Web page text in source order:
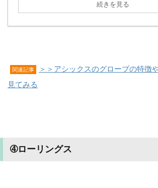
続きを見る
関連記事
＞＞アシックスのグローブの特徴
見てみる
➃ローリングス